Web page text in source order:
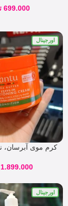
699.000
اورجینال
کرم موی آبرسان،
Leave-In
1.899.000
اورجینال